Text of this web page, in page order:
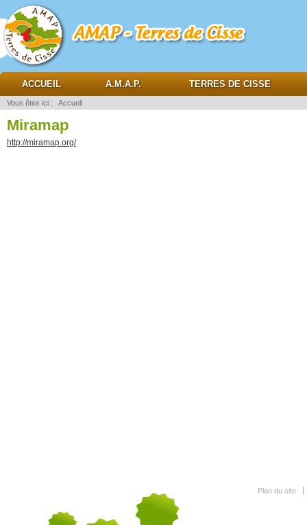
AMAP Terres de cisse
ACCUEIL A.M.A.P. TERRES DE CISSE
Vous êtes ici : Accueil
Miramap
http://miramap.org/
Plan du site